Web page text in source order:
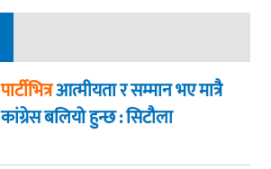
पार्टीभित्रआत्मीयता र सम्मान भए मात्रै
कांग्रेस बलियो हुन्छ : सिटौला